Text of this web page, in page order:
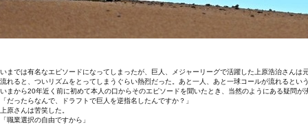
いまでは有名なエピソードになってしまったが、巨人、メジャーリーグで活躍した上原浩治さん
流れると、ついリズムをとってしまうぐらい熱烈だった。あと一人、あと一球コールが流れるとい
いまから20年近く前に初めて本人の口からそのエピソードを聞いたとき、当然のようにある疑問が
「だったらなんで、ドラフトで巨人を逆指名したんですか？」
上原さんは苦笑した。
「職業選択の自由ですから」